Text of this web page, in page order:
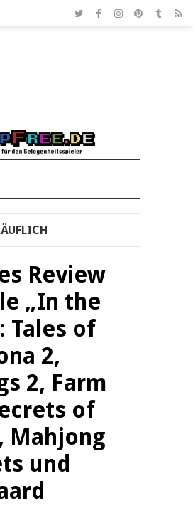
Review
„In the
Tales of
2,
2, Farm
of
Mahjong
und